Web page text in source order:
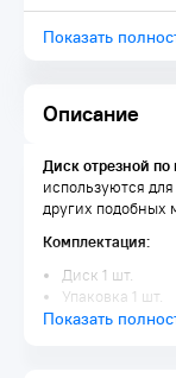
Описание
Показать
Диск отрезной по
используются
других подобных
Комплектация:
Диск 1 шт.
Упаковка 1 шт.